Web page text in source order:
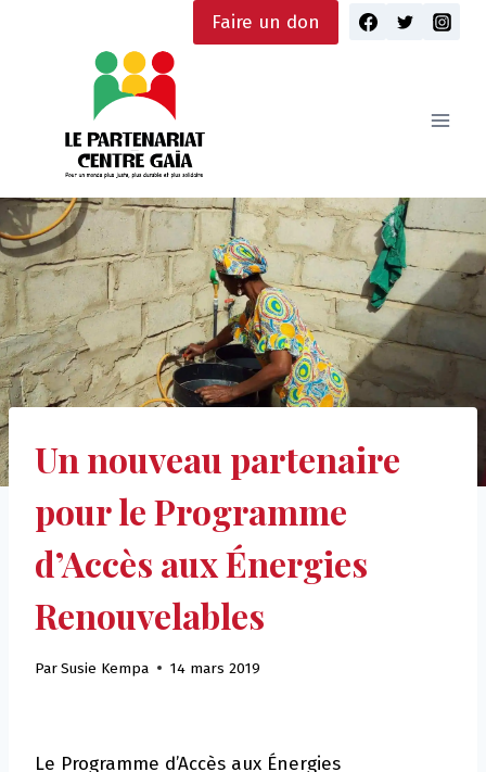
Faire un don
Un nouveau partenaire
pour le Programme
d’Accès aux Énergies
Renouvelables
ParSusie Kempa 14 mars 2019
Le Programme d’Accès aux Énergies